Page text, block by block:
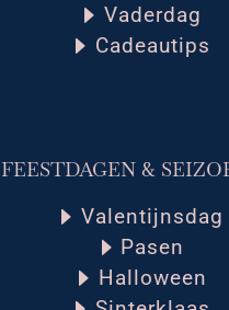
Vaderdag
Cadeautips
FEESTDAGEN &
Valentijnsdag
Pasen
Halloween